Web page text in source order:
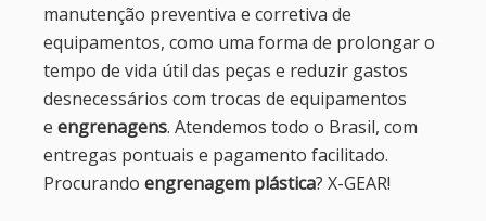
manutenção preventiva e corretiva de
equipamentos, como uma forma de prolongar o
tempo de vida útil das peças e reduzir gastos
desnecessários com trocas de equipamentos
e engrenagens. Atendemos todo o Brasil, com
entregas pontuais e pagamento facilitado.
Procurando engrenagem plástica? X-GEAR!